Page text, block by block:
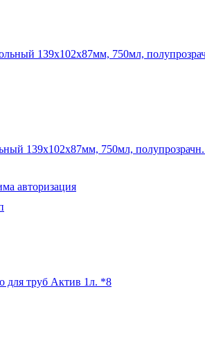
139х102х87мм, 750мл,
авторизация